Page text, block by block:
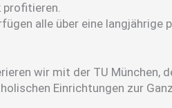
profitieren.
alle über eine
wir mit der TU
Einrichtungen zur